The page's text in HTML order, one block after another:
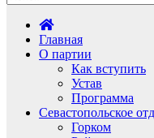
Главная
О партии
Как вступить
Устав
Программа
Севастопольское
Горком